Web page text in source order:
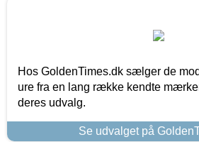
Hos GoldenTimes.dk sælger de
ure fra en lang række kendte
deres udvalg.
Se udvalget på